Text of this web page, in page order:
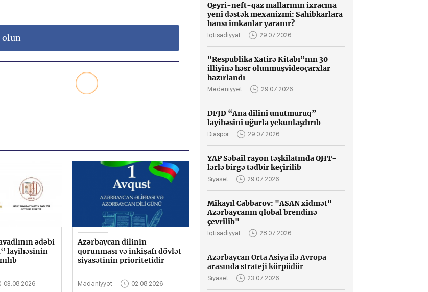
olun
ədəbi
layihəsinin
03.08.2026
Azərbaycan dilinin
qorunması və inkişafı dövlət
siyasətinin prioritetidir
Mədəniyyət 02.08.2026
Qeyri-neft-qaz mallarının ixracına
yeni dəstək mexanizmi: Sahibkarlara
hansı imkanlar yaranır?
İqtisadiyyat 29.07.2026
“Respublika Xatirə Kitabı”nın 30
illiyinə həsr olunmuşvideoçarxlar
hazırlandı
Mədəniyyət 29.07.2026
DFJD “Ana dilini unutmuruq”
layihəsini uğurla yekunlaşdırıb
Diaspor 29.07.2026
YAP Səbail rayon təşkilatında QHT-
lərlə birgə tədbir keçirilib
Siyasət 29.07.2026
Mikayıl Cabbarov: "ASAN xidmət"
Azərbaycanın qlobal brendinə
çevrilib"
İqtisadiyyat 28.07.2026
Azərbaycan Orta Asiya ilə Avropa
arasında strateji körpüdür
Siyasət 23.07.2026